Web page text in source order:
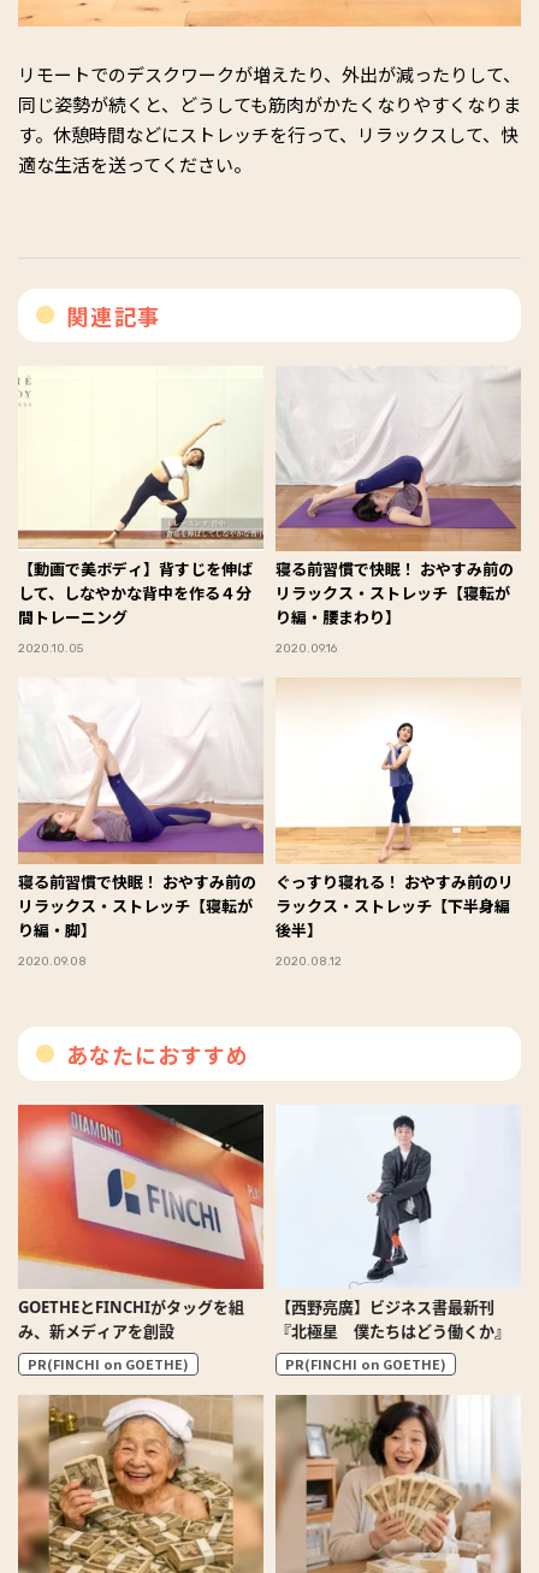
リモートでのデスクワークが増えたり、外出が減ったりして、
同じ姿勢が続くと、どうしても筋肉がかたくなりやすくなりま
す。休憩時間などにストレッチを行って、リラックスして、快
適な生活を送ってください。
関連記事
【動画で美ボディ】背すじを伸ば
して、しなやかな背中を作る４分
間トレーニング
2020.10.05
寝る前習慣で快眠！ おやすみ前の
リラックス・ストレッチ【寝転が
り編・腰まわり】
2020.09.16
寝る前習慣で快眠！ おやすみ前の
リラックス・ストレッチ【寝転が
り編・脚】
2020.09.08
ぐっすり寝れる！ おやすみ前のリ
ラックス・ストレッチ【下半身編
後半】
2020.08.12
あなたにおすすめ
GOETHEとFINCHIがタッグを組
み、新メディアを創設
PR(FINCHI on GOETHE)
【西野亮廣】ビジネス書最新刊
『北極星 僕たちはどう働くか』
PR(FINCHI on GOETHE)